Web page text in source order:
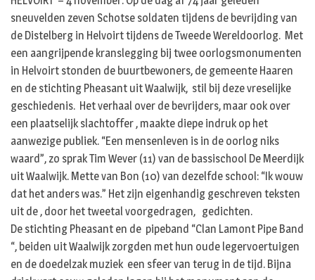
sneuvelden zeven Schotse soldaten tijdens de bevrijding van
de Distelberg in Helvoirt tijdens de Tweede Wereldoorlog. Met
een aangrijpende kranslegging bij twee oorlogsmonumenten
in Helvoirt stonden de buurtbewoners, de gemeente Haaren
en de stichting Pheasant uit Waalwijk, stil bij deze vreselijke
geschiedenis. Het verhaal over de bevrijders, maar ook over
een plaatselijk slachtoffer , maakte diepe indruk op het
aanwezige publiek. “Een mensenleven is in de oorlog niks
waard”, zo sprak Tim Wever (11) van de bassischool De Meerdijk
uit Waalwijk. Mette van Bon (10) van dezelfde school: “Ik wouw
dat het anders was.” Het zijn eigenhandig geschreven teksten
uit de , door het tweetal voorgedragen, gedichten.
De stichting Pheasant en de pipeband “Clan Lamont Pipe Band
“, beiden uit Waalwijk zorgden met hun oude legervoertuigen
en de doedelzak muziek een sfeer van terug in de tijd. Bijna